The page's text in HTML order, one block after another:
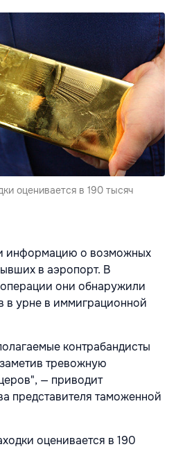
оценивается в 190 тысяч
информацию о возможных
в аэропорт. В
они обнаружили
в урне в иммиграционной
контрабандисты
тревожную
— приводит
представителя таможенной
оценивается в 190